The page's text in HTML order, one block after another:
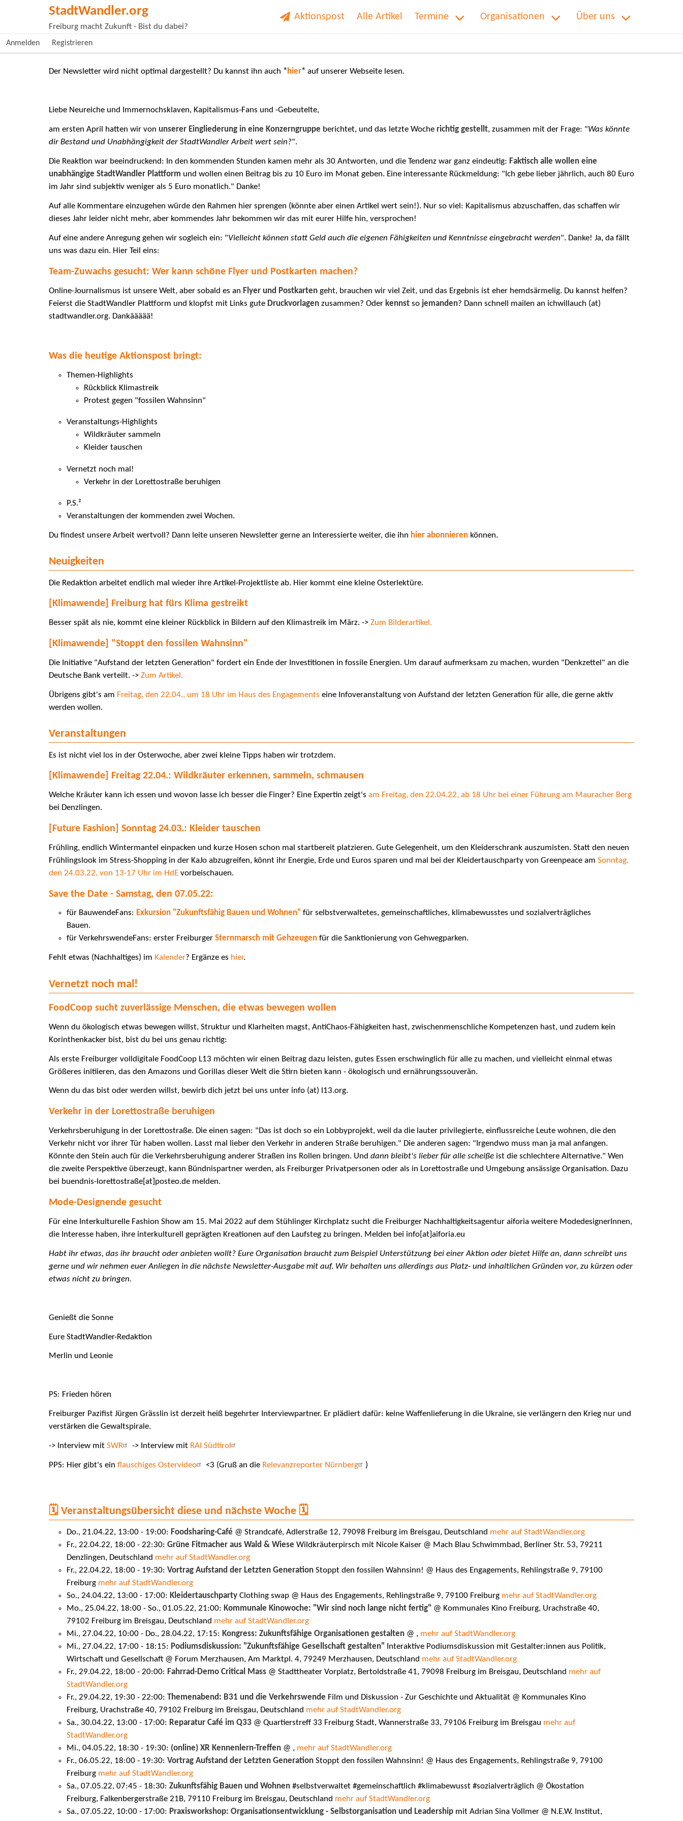
StadtWandler.org
Freiburg macht Zukunft - Bist du dabei?
Aktionspost Alle Artikel Termine Organisationen Über uns
Anmelden Registrieren
Der Newsletter wird nicht optimal dargestellt? Du kannst ihn auch * hier* auf unserer Webseite lesen.
Liebe Neureiche und Immernochsklaven, Kapitalismus-Fans und -Gebeutelte,
am ersten April hatten wir von unserer Eingliederung in eine Konzerngruppe berichtet, und das letzte Woche richtig gestellt, zusammen mit der Frage: "Was könnte
dir Bestand und Unabhängigkeit der StadtWandler Arbeit wert sein?".
Die Reaktion war beeindruckend: In den kommenden Stunden kamen mehr als 30 Antworten, und die Tendenz war ganz eindeutig: Faktisch alle wollen eine
unabhängige StadtWandler Plattform und wollen einen Beitrag bis zu 10 Euro im Monat geben. Eine interessante Rückmeldung: "Ich gebe lieber jährlich, auch 80 Euro
im Jahr sind subjektiv weniger als 5 Euro monatlich." Danke!
Auf alle Kommentare einzugehen würde den Rahmen hier sprengen (könnte aber einen Artikel wert sein!). Nur so viel: Kapitalismus abzuschaffen, das schaffen wir
dieses Jahr leider nicht mehr, aber kommendes Jahr bekommen wir das mit eurer Hilfe hin, versprochen!
Auf eine andere Anregung gehen wir sogleich ein: "Vielleicht können statt Geld auch die eigenen Fähigkeiten und Kenntnisse eingebracht werden". Danke! Ja, da fällt
uns was dazu ein. Hier Teil eins:
Team-Zuwachs gesucht: Wer kann schöne Flyer und Postkarten machen?
Online-Journalismus ist unsere Welt, aber sobald es an Flyer und Postkarten geht, brauchen wir viel Zeit, und das Ergebnis ist eher hemdsärmelig. Du kannst helfen?
Feierst die StadtWandler Plattform und klopfst mit Links gute Druckvorlagen zusammen? Oder kennst so jemanden? Dann schnell mailen an ichwillauch (at)
stadtwandler.org. Dankäääää!
Was die heutige Aktionspost bringt:
Themen-Highlights
Rückblick Klimastreik
Protest gegen "fossilen Wahnsinn"
Veranstaltungs-Highlights
Wildkräuter sammeln
Kleider tauschen
Vernetzt noch mal!
Verkehr in der Lorettostraße beruhigen
P.S.²
Veranstaltungen der kommenden zwei Wochen.
Du findest unsere Arbeit wertvoll? Dann leite unseren Newsletter gerne an Interessierte weiter, die ihn hier abonnieren können.
Neuigkeiten
Die Redaktion arbeitet endlich mal wieder ihre Artikel-Projektliste ab. Hier kommt eine kleine Osterlektüre.
[Klimawende] Freiburg hat fürs Klima gestreikt
Besser spät als nie, kommt eine kleiner Rückblick in Bildern auf den Klimastreik im März. -> Zum Bilderartikel.
[Klimawende] "Stoppt den fossilen Wahnsinn"
Die Initiative "Aufstand der letzten Generation" fordert ein Ende der Investitionen in fossile Energien. Um darauf aufmerksam zu machen, wurden "Denkzettel" an die
Deutsche Bank verteilt. -> Zum Artikel.
Übrigens gibt's am Freitag, den 22.04., um 18 Uhr im Haus des Engagements eine Infoveranstaltung von Aufstand der letzten Generation für alle, die gerne aktiv
werden wollen.
Veranstaltungen
Es ist nicht viel los in der Osterwoche, aber zwei kleine Tipps haben wir trotzdem.
[Klimawende] Freitag 22.04.: Wildkräuter erkennen, sammeln, schmausen
Welche Kräuter kann ich essen und wovon lasse ich besser die Finger? Eine Expertin zeigt's am Freitag, den 22.04.22, ab 18 Uhr bei einer Führung am Mauracher Berg
bei Denzlingen.
[Future Fashion] Sonntag 24.03.: Kleider tauschen
Frühling, endlich Wintermantel einpacken und kurze Hosen schon mal startbereit platzieren. Gute Gelegenheit, um den Kleiderschrank auszumisten. Statt den neuen
Frühlingslook im Stress-Shopping in der KaJo abzugreifen, könnt ihr Energie, Erde und Euros sparen und mal bei der Kleidertauschparty von Greenpeace am Sonntag,
den 24.03.22, von 13-17 Uhr im HdE vorbeischauen.
Save the Date - Samstag, den 07.05.22:
für BauwendeFans: Exkursion "Zukunftsfähig Bauen und Wohnen" für selbstverwaltetes, gemeinschaftliches, klimabewusstes und sozialverträgliches
Bauen.
für VerkehrswendeFans: erster Freiburger Sternmarsch mit Gehzeugen für die Sanktionierung von Gehwegparken.
Fehlt etwas (Nachhaltiges) im Kalender? Ergänze es hier.
Vernetzt noch mal!
FoodCoop sucht zuverlässige Menschen, die etwas bewegen wollen
Wenn du ökologisch etwas bewegen willst, Struktur und Klarheiten magst, AntiChaos-Fähigkeiten hast, zwischenmenschliche Kompetenzen hast, und zudem kein
Korinthenkacker bist, bist du bei uns genau richtig:
Als erste Freiburger volldigitale FoodCoop L13 möchten wir einen Beitrag dazu leisten, gutes Essen erschwinglich für alle zu machen, und vielleicht einmal etwas
Größeres initiieren, das den Amazons und Gorillas dieser Welt die Stirn bieten kann - ökologisch und ernährungssouverän.
Wenn du das bist oder werden willst, bewirb dich jetzt bei uns unter info (at) l13.org.
Verkehr in der Lorettostraße beruhigen
Verkehrsberuhigung in der Lorettostraße. Die einen sagen: "Das ist doch so ein Lobbyprojekt, weil da die lauter privilegierte, einflussreiche Leute wohnen, die den
Verkehr nicht vor ihrer Tür haben wollen. Lasst mal lieber den Verkehr in anderen Straße beruhigen." Die anderen sagen: "Irgendwo muss man ja mal anfangen.
Könnte den Stein auch für die Verkehrsberuhigung anderer Straßen ins Rollen bringen. Und dann bleibt's lieber für alle scheiße ist die schlechtere Alternative." Wen
die zweite Perspektive überzeugt, kann Bündnispartner werden, als Freiburger Privatpersonen oder als in Lorettostraße und Umgebung ansässige Organisation. Dazu
bei buendnis-lorettostraße[at]posteo.de melden.
Mode-Designende gesucht
Für eine Interkulturelle Fashion Show am 15. Mai 2022 auf dem Stühlinger Kirchplatz sucht die Freiburger Nachhaltigkeitsagentur aiforia weitere ModedesignerInnen,
die Interesse haben, ihre interkulturell geprägten Kreationen auf den Laufsteg zu bringen. Melden bei info[at]aiforia.eu
Habt ihr etwas, das ihr braucht oder anbieten wollt? Eure Organisation braucht zum Beispiel Unterstützung bei einer Aktion oder bietet Hilfe an, dann schreibt uns
gerne und wir nehmen euer Anliegen in die nächste Newsletter-Ausgabe mit auf. Wir behalten uns allerdings aus Platz- und inhaltlichen Gründen vor, zu kürzen oder
etwas nicht zu bringen.
Genießt die Sonne
Eure StadtWandler-Redaktion
Merlin und Leonie
PS: Frieden hören
Freiburger Pazifist Jürgen Grässlin ist derzeit heiß begehrter Interviewpartner. Er plädiert dafür: keine Waffenlieferung in die Ukraine, sie verlängern den Krieg nur und
verstärken die Gewaltspirale.
-> Interview mit SWR -> Interview mit RAI Südtirol
PPS: Hier gibt's ein flauschiges Ostervideo <3 (Gruß an die Relevanzreporter Nürnberg )
🗓️ Veranstaltungsübersicht diese und nächste Woche 🗓️
Do., 21.04.22, 13:00 - 19:00: Foodsharing-Café @ Strandcafé, Adlerstraße 12, 79098 Freiburg im Breisgau, Deutschland mehr auf StadtWandler.org
Fr., 22.04.22, 18:00 - 22:30: Grüne Fitmacher aus Wald & Wiese Wildkräuterpirsch mit Nicole Kaiser @ Mach Blau Schwimmbad, Berliner Str. 53, 79211
Denzlingen, Deutschland mehr auf StadtWandler.org
Fr., 22.04.22, 18:00 - 19:30: Vortrag Aufstand der Letzten GenerationStoppt den fossilen Wahnsinn! @ Haus des Engagements, Rehlingstraße 9, 79100
Freiburg mehr auf StadtWandler.org
So., 24.04.22, 13:00 - 17:00: KleidertauschpartyClothing swap @ Haus des Engagements, Rehlingstraße 9, 79100 Freiburg mehr auf StadtWandler.org
Mo., 25.04.22, 18:00 - So., 01.05.22, 21:00: Kommunale Kinowoche: "Wir sind noch lange nicht fertig" @ Kommunales Kino Freiburg, Urachstraße 40,
79102 Freiburg im Breisgau, Deutschland mehr auf StadtWandler.org
Mi., 27.04.22, 10:00 - Do., 28.04.22, 17:15: Kongress: Zukunftsfähige Organisationen gestalten@ , mehr auf StadtWandler.org
Mi., 27.04.22, 17:00 - 18:15: Podiumsdiskussion: "Zukunftsfähige Gesellschaft gestalten" Interaktive Podiumsdiskussion mit Gestalter:innen aus Politik,
Wirtschaft und Gesellschaft @ Forum Merzhausen, Am Marktpl. 4, 79249 Merzhausen, Deutschland mehr auf StadtWandler.org
Fr., 29.04.22, 18:00 - 20:00: Fahrrad-Demo Critical Mass @ Stadttheater Vorplatz, Bertoldstraße 41, 79098 Freiburg im Breisgau, Deutschland mehr auf
StadtWandler.org
Fr., 29.04.22, 19:30 - 22:00: Themenabend: B31 und die Verkehrswende Film und Diskussion - Zur Geschichte und Aktualität @ Kommunales Kino
Freiburg, Urachstraße 40, 79102 Freiburg im Breisgau, Deutschland mehr auf StadtWandler.org
Sa., 30.04.22, 13:00 - 17:00: Reparatur Café im Q33 @ Quartierstreff 33 Freiburg Stadt, Wannerstraße 33, 79106 Freiburg im Breisgau mehr auf
StadtWandler.org
Mi., 04.05.22, 18:30 - 19:30: (online) XR Kennenlern-Treffen@ , mehr auf StadtWandler.org
Fr., 06.05.22, 18:00 - 19:30: Vortrag Aufstand der Letzten GenerationStoppt den fossilen Wahnsinn! @ Haus des Engagements, Rehlingstraße 9, 79100
Freiburg mehr auf StadtWandler.org
Sa., 07.05.22, 07:45 - 18:30: Zukunftsfähig Bauen und Wohnen#selbstverwaltet #gemeinschaftlich #klimabewusst #sozialverträglich @ Ökostation
Freiburg, Falkenbergerstraße 21B, 79110 Freiburg im Breisgau, Deutschland mehr auf StadtWandler.org
Sa., 07.05.22, 10:00 - 17:00: Praxisworkshop: Organisationsentwicklung - Selbstorganisation und Leadershipmit Adrian Sina Vollmer @ N.E.W. Institut,